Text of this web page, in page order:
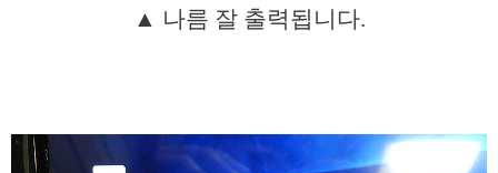
▲ 나름 잘 출력됩니다.